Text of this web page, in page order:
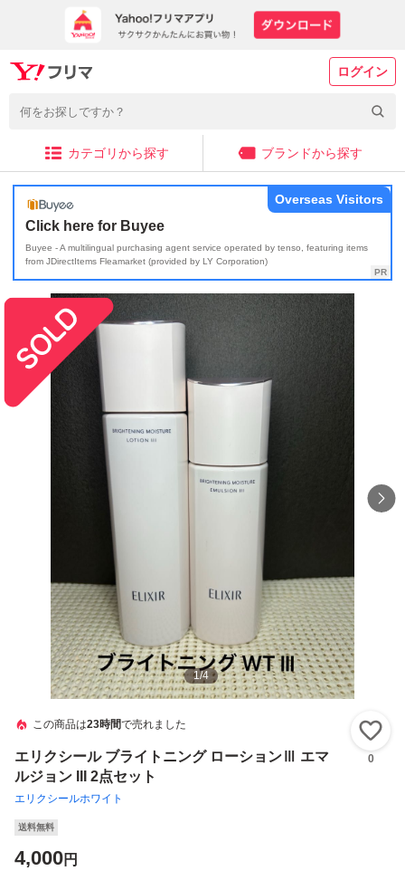
ログイン
カテゴリから探す ブランドから探す
Click here for Buyee
Buyee - A multilingual purchasing agent service operated by tenso, featuring items
from JDirectItems Fleamarket (provided by LY Corporation)
Overseas Visitors
1/4
この商品は23時間で売れました
エリクシール ブライトニング ローションⅢ エマ
ルジョン III 2点セット
エリクシールホワイト
0
送料無料
4,000円